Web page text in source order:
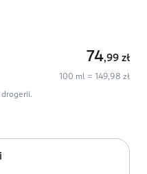
74,99 zł
100 ml = 149,98 zł